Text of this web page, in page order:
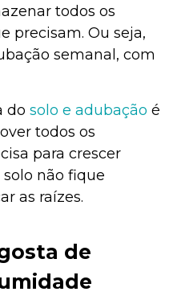
todos os
precisam. Ou seja,
semanal, com
do solo e adubação é
todos os
para crescer
não fique
as raízes.
de